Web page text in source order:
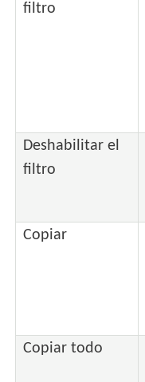
filtro
Deshabilitar el
filtro
Copiar
Copiar todo